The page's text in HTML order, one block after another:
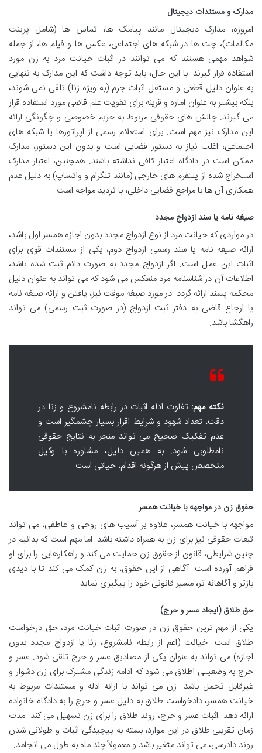
مدارک و مستندات دیجیتال
امروزه، مدارک دیجیتال مانند پیامک ها، تماس ها (شامل پرینت
مکالمات)، چت ها در شبکه های اجتماعی، عکس ها و فیلم ها، از جمله
شواهد مهمی هستند که می توانند در اثبات خیانت مرد به زن مورد
استفاده قرار گیرند. با این حال، باید توجه داشت که این مدارک به تنهایی
به عنوان دلیل قطعی و مستقل اثبات جرم (به ویژه زنا) تلقی نمی شوند،
بلکه بیشتر به عنوان اماره و قرینه برای تقویت علم قاضی مورد استفاده قرار
می گیرند. چالش های حقوقی مربوط به حریم خصوصی و چگونگی ارائه
این مدارک نیز مهم است. برای استعلام رسمی از اپراتورها یا شبکه های
اجتماعی، اغلب نیاز به دستور قضایی است و بدون این دستور، مدارک
ممکن است در دادگاه اعتبار کافی نداشته باشند. همچنین، اعتبار مدارک
استخراج شده از پلتفرم های خارجی (مانند تلگرام و واتساپ) به دلیل عدم
همکاری آن ها با مراجع قضایی داخلی، با تردید مواجه است.
صیغه نامه یا سند ازدواج مجدد
در مواردی که خیانت مرد از نوع ازدواج مجدد بدون اجازه همسر اول باشد،
ارائه صیغه نامه یا سند رسمی ازدواج دوم، یکی از مستندات قوی برای
اثبات این عمل است. اگر ازدواج مجدد به صورت دائم ثبت شده باشد،
اطلاعات آن در شناسنامه مرد منعکس می شود که می تواند به عنوان دلیل
محکمه پسند ارائه گردد. در مورد صیغه موقت نیز، یافتن و ارائه صیغه نامه
یا ارجاع قاضی به دفتر ثبت ازدواج (در صورت ثبت رسمی) می تواند
راهگشا باشد.
نکته مهم: تفاوت ادله اثبات در رابطه نامشروع و زنا در
دقت، تعداد شهود و شرایط اقرار بسیار چشمگیر است و
عدم تفکیک صحیح می تواند منجر به نتایج حقوقی
نامطلوبی شود. به همین دلیل، مشاوره با وکیل
متخصص پیش از هرگونه اقدام، حیاتی است.
حقوق زن در مواجهه با خیانت همسر
مواجهه با خیانت همسر، علاوه بر آسیب های روحی و عاطفی، می تواند
تبعات حقوقی نیز برای زن به همراه داشته باشد. اما مهم است که بدانیم در
چنین شرایطی، قانون از حقوق زن حمایت می کند و راهکارهایی را برای او
فراهم آورده است. آگاهی از این حقوق، به زن کمک می کند تا با دیدی
بازتر و آگاهانه تر، مسیر قانونی خود را پیگیری نماید.
حق طلاق (ایجاد عسر و حرج)
یکی از مهم ترین حقوق زن در صورت اثبات خیانت مرد، حق درخواست
طلاق است. خیانت (اعم از رابطه نامشروع، زنا یا ازدواج مجدد بدون
اجازه) می تواند به عنوان یکی از مصادیق عسر و حرج تلقی شود. عسر و
حرج به وضعیتی اطلاق می شود که ادامه زندگی مشترک برای زن دشوار و
غیرقابل تحمل باشد. زن می تواند با ارائه ادله و مستندات مربوط به
خیانت همسر، دادخواست طلاق به دلیل عسر و حرج را به دادگاه خانواده
ارائه دهد. اثبات عسر و حرج، روند طلاق را برای زن تسهیل می کند. مدت
زمان تقریبی طلاق در این موارد، بسته به پیچیدگی اثبات و طولانی شدن
روند دادرسی، می تواند متغیر باشد و معمولاً چند ماه به طول می انجامد.